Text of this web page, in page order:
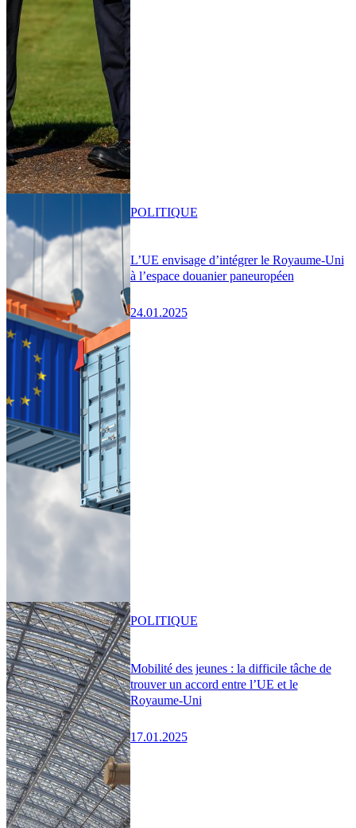
L’UE envisage d’intégrer le Royaume-Uni
à l’espace douanier paneuropéen
24.01.2025
POLITIQUE
Mobilité des jeunes : la difficile tâche de
trouver un accord entre l’UE et le
Royaume-Uni
17.01.2025
POLITIQUE